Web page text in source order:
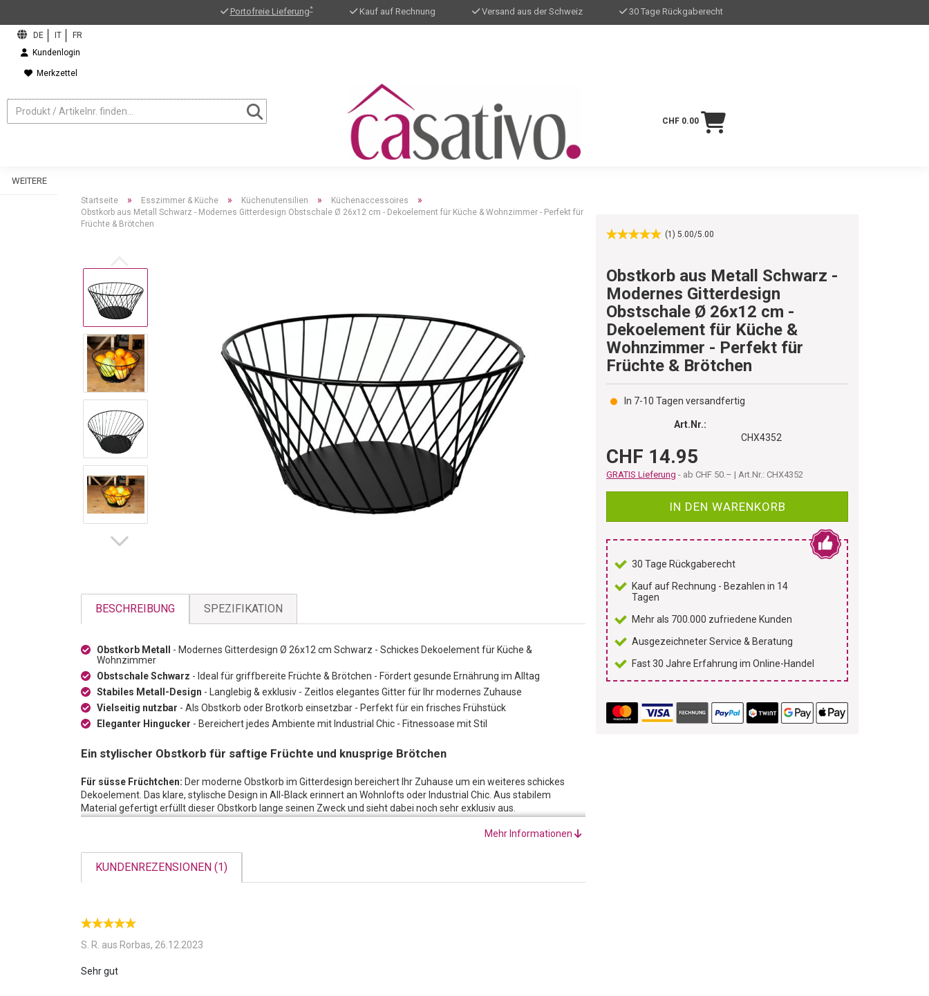
Portofreie Lieferung* Kauf auf Rechnung Versand aus der Schweiz 30 Tage Rückgaberecht
Kundenlogin
Merkzettel
CHF 0.00
WEITERE
Startseite » Esszimmer & Küche » Küchenutensilien » Küchenaccessoires »
Obstkorb aus Metall Schwarz - Modernes Gitterdesign Obstschale Ø 26x12 cm - Dekoelement für Küche & Wohnzimmer - Perfekt für
Früchte & Brötchen
(1) 5.00/5.00
Obstkorb aus Metall Schwarz -
Modernes Gitterdesign
Obstschale Ø 26x12 cm -
Dekoelement für Küche &
Wohnzimmer - Perfekt für
Früchte & Brötchen
In 7-10 Tagen versandfertig
Art.Nr.:
CHX4352
CHF 14.95
GRATIS Lieferung - ab CHF 50.– | Art.Nr.: CHX4352
IN DEN WARENKORB
30 Tage Rückgaberecht
Kauf auf Rechnung - Bezahlen in 14
Tagen
Mehr als 700.000 zufriedene Kunden
Ausgezeichneter Service & Beratung
Fast 30 Jahre Erfahrung im Online-Handel
BESCHREIBUNG SPEZIFIKATION
Obstkorb Metall
- Modernes Gitterdesign Ø 26x12 cm Schwarz - Schickes Dekoelement für Küche &
Wohnzimmer
Obstschale Schwarz - Ideal für griffbereite Früchte & Brötchen - Fördert gesunde Ernährung im Alltag
Stabiles Metall-Design - Langlebig & exklusiv - Zeitlos elegantes Gitter für Ihr modernes Zuhause
Vielseitig nutzbar - Als Obstkorb oder Brotkorb einsetzbar - Perfekt für ein frisches Frühstück
Eleganter Hingucker - Bereichert jedes Ambiente mit Industrial Chic - Fitnessoase mit Stil
Ein stylischer Obstkorb für saftige Früchte und knusprige Brötchen
Für süsse Früchtchen: Der moderne Obstkorb im Gitterdesign bereichert Ihr Zuhause um ein weiteres schickes
Dekoelement. Das klare, stylische Design in All-Black erinnert an Wohnlofts oder Industrial Chic. Aus stabilem
Material gefertigt erfüllt dieser Obstkorb lange seinen Zweck und sieht dabei noch sehr exklusiv aus.
In diesem Obstkorb sind die Früchte immer griffbereit! So kommen Sie zu
allen wichtigen Vitaminen und vergessen nicht genügend Obst und Gemüse zu essen. Wie ein kleiner Reminder
steht der Obstkorb auf Ihrem Tisch oder Ihrer Anrichte und schon greifen Sie statt zur Schokolade vielleicht lieber
zum grünen Apfel. Zeitlos und edel, gefüllt mit buntem, knackigen Obst wird Ihr Zuhause zur Fitnessoase, die dabei
fertig ist der Brotkorb mit ofenfrischen, knusprigen Brötchen. Ganz unkompliziert starten Sie gestärkt und munter in
den Tag! Gönnen Sie sich ein vielseitiges und schickes Design mit diesem Obstkorb für Ihr Heim!
Mehr Informationen
KUNDENREZENSIONEN (1)
S. R. aus Rorbas, 26.12.2023